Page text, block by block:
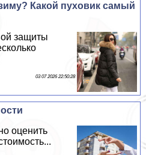
Какой пуховик самый
защиты
03 07 2026 22:50:28
оценить